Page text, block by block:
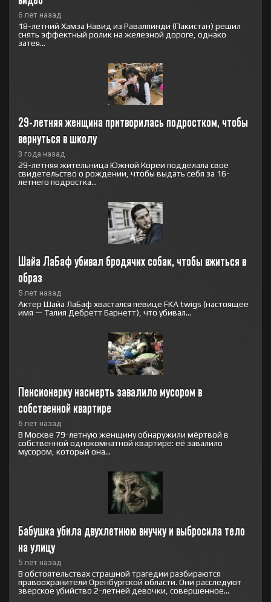
6 лет назад
18-летний Хамза Навид из Равалпинди (Пакистан) решил
снять эффектный ролик на железной дороге, однако
затея...
29-летняя женщина притворилась подростком, чтобы
вернуться в школу
3 года назад
29-летняя жительница Южной Кореи подделала свое
свидетельство о рождении, чтобы выдать себя за 16-
летнего подростка...
Шайа ЛаБаф убивал бродячих собак, чтобы вжиться в
образ
5 лет назад
Актер Шайа ЛаБаф хвастался певице FKA twigs (настоящее
имя — Талия Дебретт Барнетт), что убивал...
Пенсионерку насмерть завалило мусором в
собственной квартире
6 лет назад
В Москве 79-летную женщину обнаружили мёртвой в
собственной однокомнатной квартире: её завалило
мусором, который она...
Бабушка убила двухлетнюю внучку и выбросила тело
на улицу
5 лет назад
В обстоятельствах страшной трагедии разбираются
правоохранители Оренбургской области. Они расследуют
зверское убийство 2-летней девочки, совершенное...